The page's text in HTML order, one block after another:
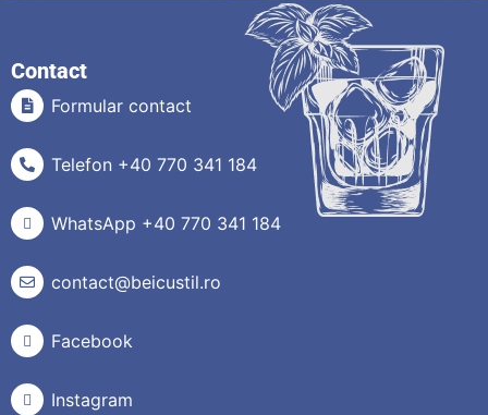
Contact
Formular contact
Telefon +40 770 341 184
WhatsApp +40 770 341 184
contact@beicustil.ro
Facebook
Instagram